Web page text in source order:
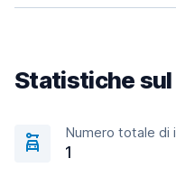
Statistiche
Numero totale di
1